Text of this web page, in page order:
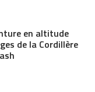
en altitude
de la Cordillère